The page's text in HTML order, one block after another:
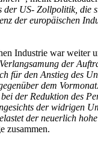
US- Zollpolitik, die
der europäischen
Industrie war weiter
Verlangsamung der
für den Anstieg des
dem
der Reduktion des
der widrigen
der neuerlich
zusammen.